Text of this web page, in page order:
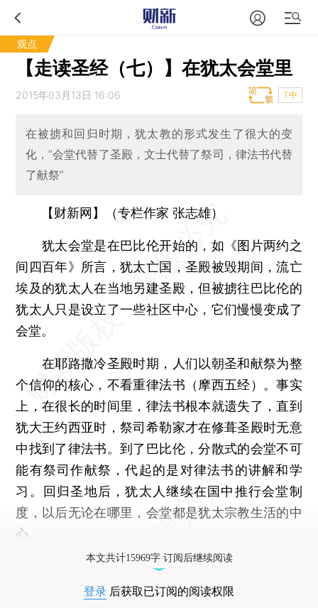
观点
【走读圣经（七）】在犹太会堂里
2015年03月13日 16:06 T中
在被掳和回归时期，犹太教的形式发生了很大的变
化，“会堂代替了圣殿，文士代替了祭司，律法书代替
了献祭”
【财新网】（专栏作家 张志雄）
犹太会堂是在巴比伦开始的，如《图片两约之
间四百年》所言，犹太亡国，圣殿被毁期间，流亡
埃及的犹太人在当地另建圣殿，但被掳往巴比伦的
犹太人只是设立了一些社区中心，它们慢慢变成了
会堂。
在耶路撒冷圣殿时期，人们以朝圣和献祭为整
个信仰的核心，不看重律法书（摩西五经）。事实
上，在很长的时间里，律法书根本就遗失了，直到
犹大王约西亚时，祭司希勒家才在修葺圣殿时无意
中找到了律法书。到了巴比伦，分散式的会堂不可
能有祭司作献祭，代起的是对律法书的讲解和学
习。回归圣地后，犹太人继续在国中推行会堂制
度，以后无论在哪里，会堂都是犹太宗教生活的中
心。
本文共计15969字 订阅后继续阅读
登录 后获取已订阅的阅读权限